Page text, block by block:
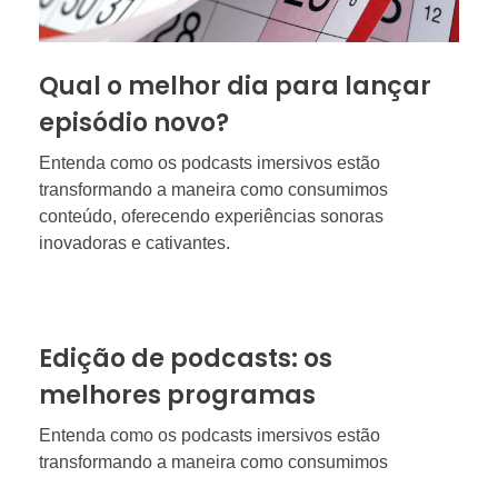
Qual o melhor dia para lançar
episódio novo?
Entenda como os podcasts imersivos estão
transformando a maneira como consumimos
conteúdo, oferecendo experiências sonoras
inovadoras e cativantes.
Edição de podcasts: os
melhores programas
Entenda como os podcasts imersivos estão
transformando a maneira como consumimos